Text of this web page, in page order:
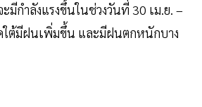
มีกำลังแรงขึ้นในช่วงวันที่ 30 เม.ย. –
ใต้มีฝนเพิ่มขึ้น และมีฝนตกหนักบาง